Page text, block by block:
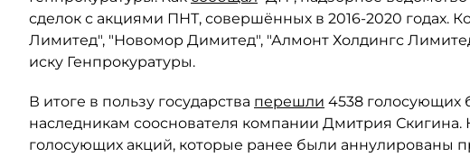
сделок с акциями ПНТ, совершённых в 2016-2020 годах.
Лимитед", "Новомор Димитед", "Алмонт Холдингс
иску Генпрокуратуры.
В итоге в пользу государства перешли 4538 голосующих
наследникам сооснователя компании Дмитрия Скигина.
голосующих акций, которые ранее были аннулированы